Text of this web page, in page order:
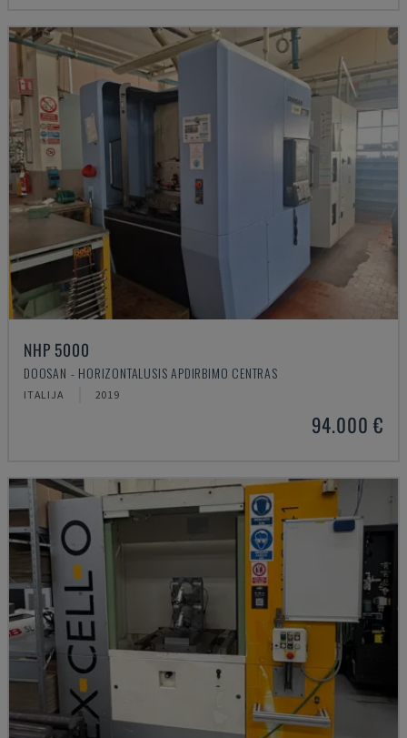
NHP 5000
DOOSAN - HORIZONTALUSIS APDIRBIMO CENTRAS
ITALIJA 2019
94.000 €